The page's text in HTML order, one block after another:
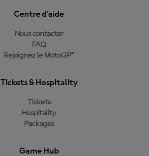
Centre d'aide
Nous contacter
FAQ
Rejoignez le MotoGP™
Tickets & Hospitality
Tickets
Hospitality
Packages
Game Hub